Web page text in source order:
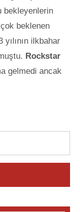
bekleyenlerin
çok beklenen
ilkbahar
Rockstar
gelmedi ancak